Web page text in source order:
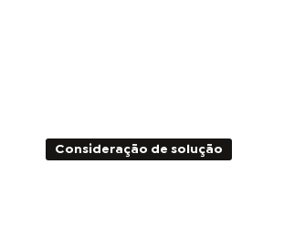
Consideração de solução